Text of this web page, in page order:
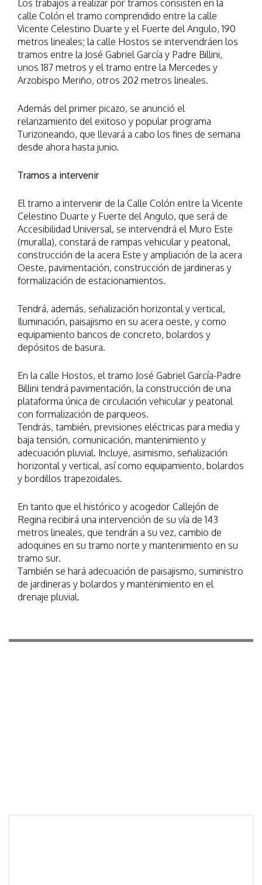
Los trabajos a realizar por tramos consisten en la
calle Colón el tramo comprendido entre la calle
Vicente Celestino Duarte y el Fuerte del Angulo, 190
metros lineales; la calle Hostos se intervendráen los
tramos entre la José Gabriel García y Padre Billini,
unos 187 metros y el tramo entre la Mercedes y
Arzobispo Meriño, otros 202 metros lineales.
Además del primer picazo, se anunció el
relanzamiento del exitoso y popular programa
Turizoneando, que llevará a cabo los fines de semana
desde ahora hasta junio.
Tramos a intervenir
El tramo a intervenir de la Calle Colón entre la Vicente
Celestino Duarte y Fuerte del Angulo, que será de
Accesibilidad Universal, se intervendrá el Muro Este
(muralla), constará de rampas vehicular y peatonal,
construcción de la acera Este y ampliación de la acera
Oeste, pavimentación, construcción de jardineras y
formalización de estacionamientos.
Tendrá, además, señalización horizontal y vertical,
Iluminación, paisajismo en su acera oeste, y como
equipamiento bancos de concreto, bolardos y
depósitos de basura.
En la calle Hostos, el tramo José Gabriel García-Padre
Billini tendrá pavimentación, la construcción de una
plataforma única de circulación vehicular y peatonal
con formalización de parqueos.
Tendrás, también, previsiones eléctricas para media y
baja tensión, comunicación, mantenimiento y
adecuación pluvial. Incluye, asimismo, señalización
horizontal y vertical, así como equipamiento, bolardos
y bordillos trapezoidales.
En tanto que el histórico y acogedor Callejón de
Regina recibirá una intervención de su vía de 143
metros lineales, que tendrán a su vez, cambio de
adoquines en su tramo norte y mantenimiento en su
tramo sur.
También se hará adecuación de paisajismo, suministro
de jardineras y bolardos y mantenimiento en el
drenaje pluvial.